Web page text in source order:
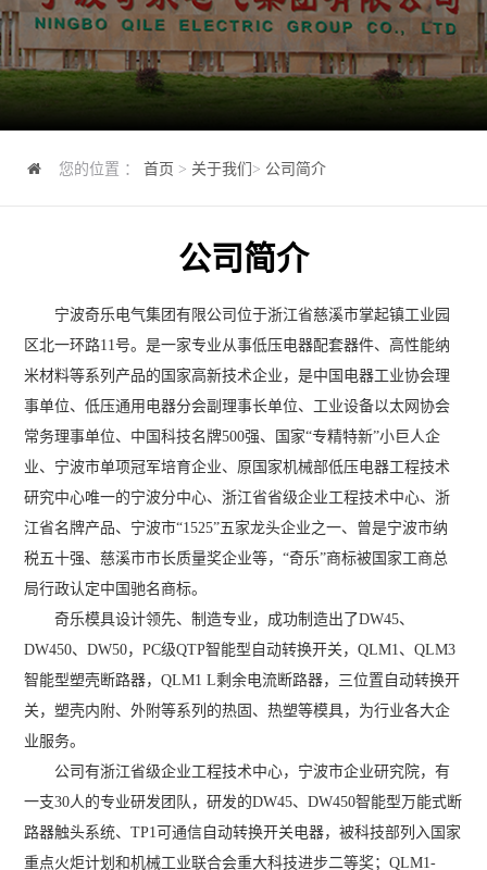
您的位置 ：首页 > 关于我们 > 公司简介
公司简介
宁波奇乐电气集团有限公司位于浙江省慈溪市掌起镇工业园
区北一环路11号。是一家专业从事低压电器配套器件、高性能纳
米材料等系列产品的国家高新技术企业，是中国电器工业协会理
事单位、低压通用电器分会副理事长单位、工业设备以太网协会
常务理事单位、中国科技名牌500强、国家“专精特新”小巨人企
业、宁波市单项冠军培育企业、原国家机械部低压电器工程技术
研究中心唯一的宁波分中心、浙江省省级企业工程技术中心、浙
江省名牌产品、宁波市“1525”五家龙头企业之一、曾是宁波市纳
税五十强、慈溪市市长质量奖企业等，“奇乐”商标被国家工商总
局行政认定中国驰名商标。
奇乐模具设计领先、制造专业，成功制造出了DW45、
DW450、DW50，PC级QTP智能型自动转换开关，QLM1、QLM3
智能型塑壳断路器，QLM1 L剩余电流断路器，三位置自动转换开
关，塑壳内附、外附等系列的热固、热塑等模具，为行业各大企
业服务。
公司有浙江省级企业工程技术中心，宁波市企业研究院，有
一支30人的专业研发团队，研发的DW45、DW450智能型万能式断
路器触头系统、TP1可通信自动转换开关电器，被科技部列入国家
重点火炬计划和机械工业联合会重大科技进步二等奖；QLM1-